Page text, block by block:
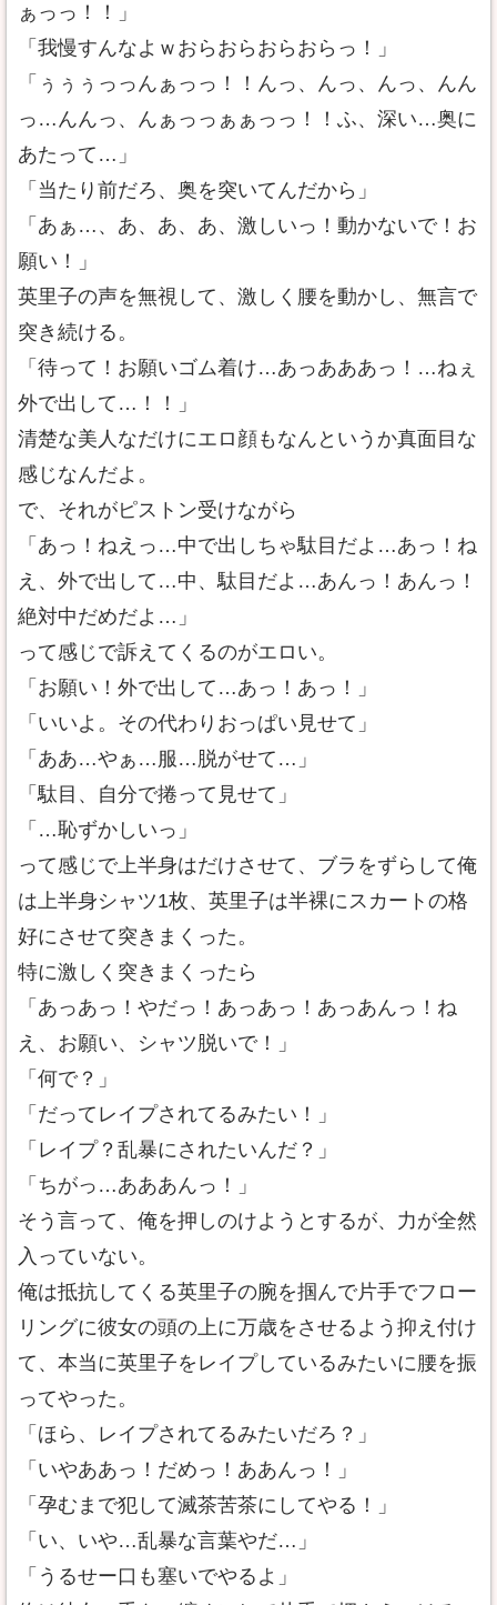
ぁっっ！！」
「我慢すんなよｗおらおらおらおらっ！」
「ぅぅぅっっんぁっっ！！んっ、んっ、んっ、んん
っ…んんっ、んぁっっぁぁっっ！！ふ、深い…奥に
あたって…」
「当たり前だろ、奥を突いてんだから」
「あぁ…、あ、あ、あ、激しいっ！動かないで！お
願い！」
英里子の声を無視して、激しく腰を動かし、無言で
突き続ける。
「待って！お願いゴム着け…あっあああっ！…ねぇ
外で出して…！！」
清楚な美人なだけにエロ顔もなんというか真面目な
感じなんだよ。
で、それがピストン受けながら
「あっ！ねえっ…中で出しちゃ駄目だよ…あっ！ね
え、外で出して…中、駄目だよ…あんっ！あんっ！
絶対中だめだよ…」
って感じで訴えてくるのがエロい。
「お願い！外で出して…あっ！あっ！」
「いいよ。その代わりおっぱい見せて」
「ああ…やぁ…服…脱がせて…」
「駄目、自分で捲って見せて」
「…恥ずかしいっ」
って感じで上半身はだけさせて、ブラをずらして俺
は上半身シャツ1枚、英里子は半裸にスカートの格
好にさせて突きまくった。
特に激しく突きまくったら
「あっあっ！やだっ！あっあっ！あっあんっ！ね
え、お願い、シャツ脱いで！」
「何で？」
「だってレイプされてるみたい！」
「レイプ？乱暴にされたいんだ？」
「ちがっ…あああんっ！」
そう言って、俺を押しのけようとするが、力が全然
入っていない。
俺は抵抗してくる英里子の腕を掴んで片手でフロー
リングに彼女の頭の上に万歳をさせるよう抑え付け
て、本当に英里子をレイプしているみたいに腰を振
ってやった。
「ほら、レイプされてるみたいだろ？」
「いやああっ！だめっ！ああんっ！」
「孕むまで犯して滅茶苦茶にしてやる！」
「い、いや…乱暴な言葉やだ…」
「うるせー口も塞いでやるよ」